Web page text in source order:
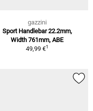
gazzini
Sport Handlebar 22.2mm,
Width 761mm, ABE
49,99 €1